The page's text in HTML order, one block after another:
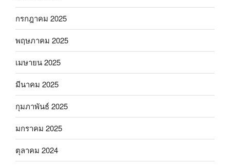
กรกฎาคม 2025
พฤษภาคม 2025
เมษายน 2025
มีนาคม 2025
กุมภาพันธ์ 2025
มกราคม 2025
ตุลาคม 2024